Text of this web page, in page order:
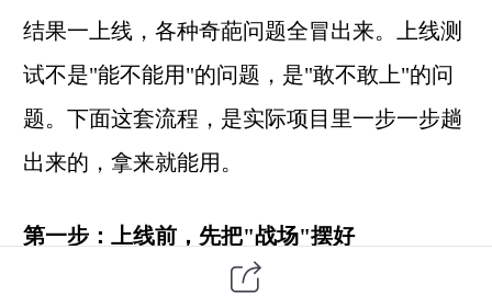
结果一上线，各种奇葩问题全冒出来。上线测
试不是"能不能用"的问题，是"敢不敢上"的问
题。下面这套流程，是实际项目里一步一步趟
出来的，拿来就能用。
第一步：上线前，先把"战场"摆好